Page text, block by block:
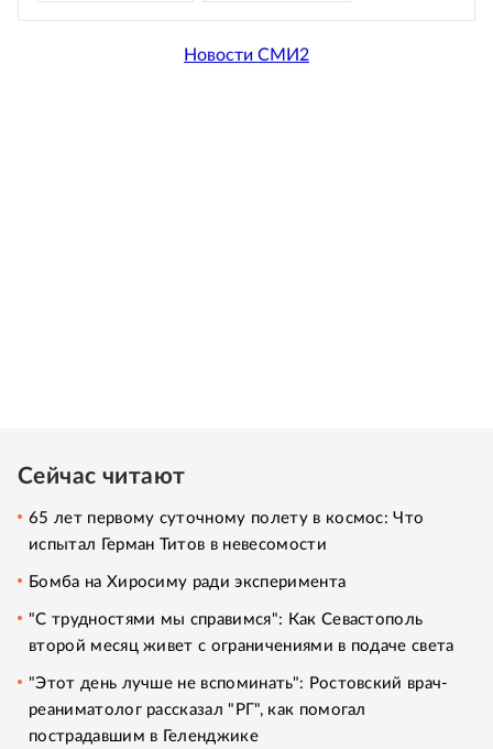
Новости СМИ2
Сейчас читают
65 лет первому суточному полету в космос: Что
испытал Герман Титов в невесомости
Бомба на Хиросиму ради эксперимента
"С трудностями мы справимся": Как Севастополь
второй месяц живет с ограничениями в подаче света
"Этот день лучше не вспоминать": Ростовский врач-
реаниматолог рассказал "РГ", как помогал
пострадавшим в Геленджике